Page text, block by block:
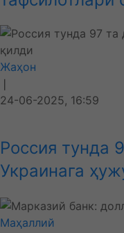
Жаҳон
❘
24-06-2025, 16:59
Россия тунда
Украинага
Маҳаллий